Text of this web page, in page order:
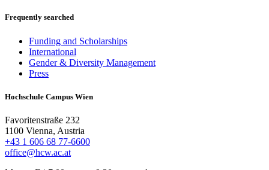
Frequently searched
Funding and Scholarships
International
Gender & Diversity Management
Press
Hochschule Campus Wien
Favoritenstraße 232
1100 Vienna, Austria
+43 1 606 68 77-6600
office@hcw.ac.at